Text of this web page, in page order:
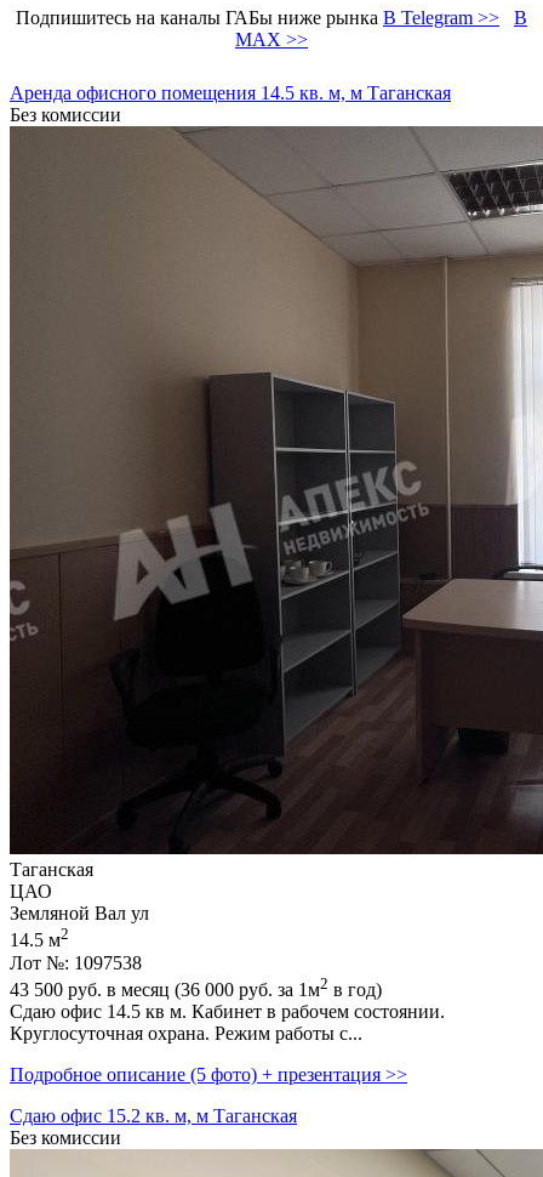
Подпишитесь на каналы ГАБы ниже рынка В Telegram >>
В
MAX >>
Аренда офисного помещения 14.5 кв. м, м Таганская
Без комиссии
Таганская
ЦАО
Земляной Вал ул
14.5 м2
Лот №: 1097538
43 500 руб. в месяц (36 000 руб. за 1м2 в год)
Сдаю офис 14.5 кв м. Кабинет в рабочем состоянии.
Круглосуточная охрана. Режим работы с...
Подробное описание (5 фото) + презентация >>
Сдаю офис 15.2 кв. м, м Таганская
Без комиссии